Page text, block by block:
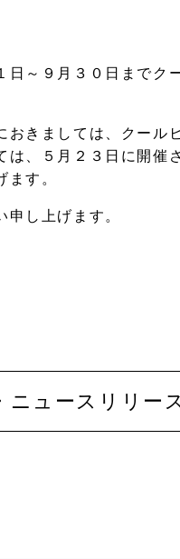
～９月３０日までク
きましては、クール
は、５月２３日に開催
ます。
し上げます。
ニュースリリー